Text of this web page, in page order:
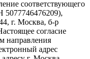
соответствующего
г. Москва, б-р
согласие
направления
адрес